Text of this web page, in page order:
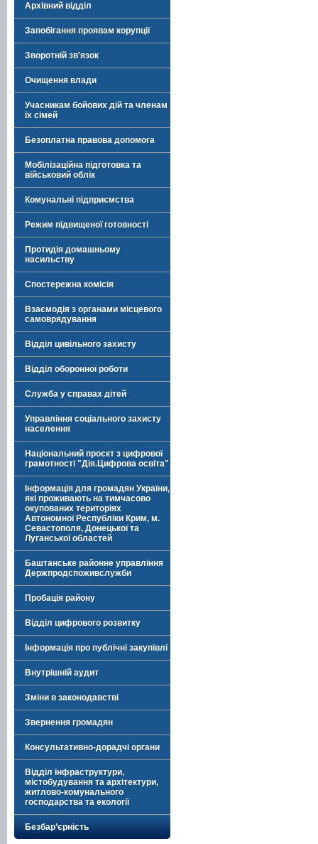
Архівний відділ
Запобігання проявам корупції
Зворотній зв'язок
Очищення влади
Учасникам бойових дій та членам
їх сімей
Безоплатна правова допомога
Мобілізаційна підготовка та
військовий облік
Комунальні підприємства
Режим підвищеної готовності
Протидія домашньому
насильству
Спостережна комісія
Взаємодія з органами місцевого
самоврядування
Відділ цивільного захисту
Відділ оборонної роботи
Служба у справах дітей
Управління соціального захисту
населення
Національний проєкт з цифрової
грамотності "Дія.Цифрова освіта"
Інформація для громадян України,
які проживають на тимчасово
окупованих територіях
Автономної Республіки Крим, м.
Севастополя, Донецької та
Луганської областей
Баштанське районне управління
Держпродспоживслужби
Пробація району
Відділ цифрового розвитку
Інформація про публічні закупівлі
Внутрішній аудит
Зміни в законодавстві
Звернення громадян
Консультативно-дорадчі органи
Відділ інфраструктури,
містобудування та архітектури,
житлово-комунального
господарства та екології
Безбар’єрність